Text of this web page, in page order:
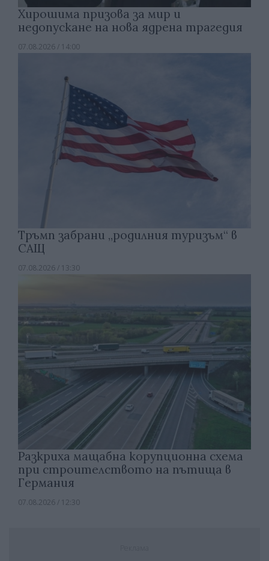
Хирошима призова за мир и
недопускане на нова ядрена трагедия
07.08.2026 / 14:00
Тръмп забрани „родилния туризъм“ в
САЩ
07.08.2026 / 13:30
Разкриха мащабна корупционна схема
при строителството на пътища в
Германия
07.08.2026 / 12:30